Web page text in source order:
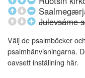
Julevsáme
Välj de psalmböcker
psalmhänvisningarna.
oavsett inställning här.